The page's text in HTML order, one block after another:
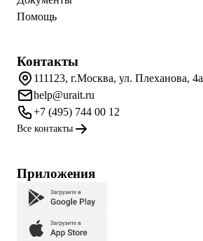
Помощь
Контакты
111123, г.Москва, ул. Плеханова, 4а
help@urait.ru
+7 (495) 744 00 12
Все контакты
Приложения